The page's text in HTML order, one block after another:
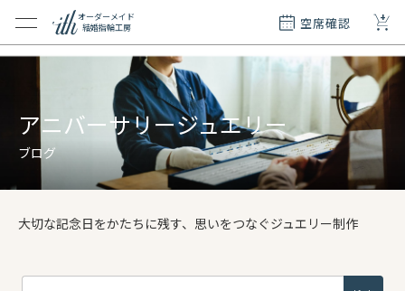
オーダーメイド
結婚指輪工房
空席確認 +
ション
メイド
リー
問
ブログ
アニバーサリージュエリー
大切な記念日をかたちに残す、思いをつなぐジュエリー制作